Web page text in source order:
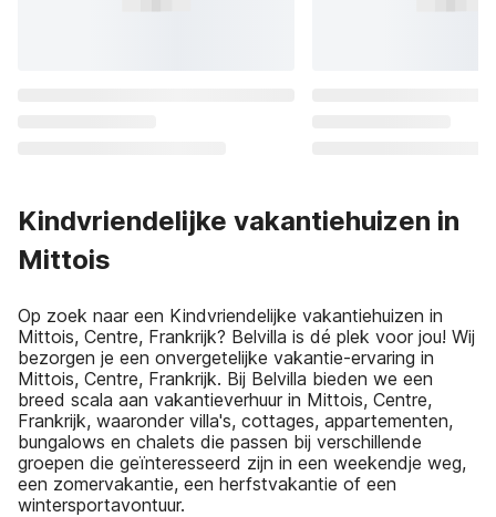
Kindvriendelijke vakantiehuizen in
Mittois
Op zoek naar een Kindvriendelijke vakantiehuizen in
Mittois, Centre, Frankrijk? Belvilla is dé plek voor jou! Wij
bezorgen je een onvergetelijke vakantie-ervaring in
Mittois, Centre, Frankrijk. Bij Belvilla bieden we een
breed scala aan vakantieverhuur in Mittois, Centre,
Frankrijk, waaronder villa's, cottages, appartementen,
bungalows en chalets die passen bij verschillende
groepen die geïnteresseerd zijn in een weekendje weg,
een zomervakantie, een herfstvakantie of een
wintersportavontuur.